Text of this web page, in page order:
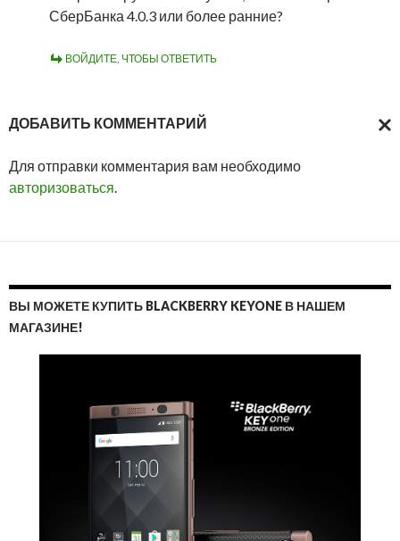
СберБанка 4.0.3 или более ранние?
ВОЙДИТЕ, ЧТОБЫ ОТВЕТИТЬ
ДОБАВИТЬ КОММЕНТАРИЙ
Для отправки комментария вам необходимо
авторизоваться.
ВЫ МОЖЕТЕ КУПИТЬ BLACKBERRY KEYONE В НАШЕМ
МАГАЗИНЕ!